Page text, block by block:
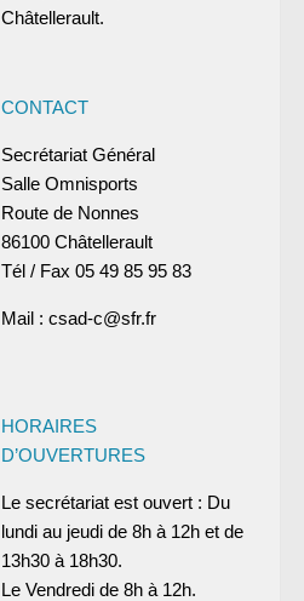
Châtellerault.
CONTACT
Secrétariat Général
Salle Omnisports
Route de Nonnes
86100 Châtellerault
Tél / Fax 05 49 85 95 83
Mail : csad-c@sfr.fr
HORAIRES
D’OUVERTURES
Le secrétariat est ouvert : Du
lundi au jeudi de 8h à 12h et de
13h30 à 18h30.
Le Vendredi de 8h à 12h.